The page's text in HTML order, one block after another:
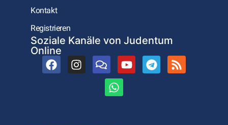
Kontakt
Registrieren
Soziale Kanäle von Judentum
Online